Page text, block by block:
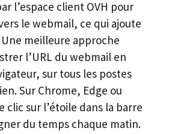
l’espace client OVH pour
le webmail, ce qui ajoute
meilleure approche
l’URL du webmail en
sur tous les postes
Sur Chrome, Edge ou
clic sur l’étoile dans la barre
du temps chaque matin.